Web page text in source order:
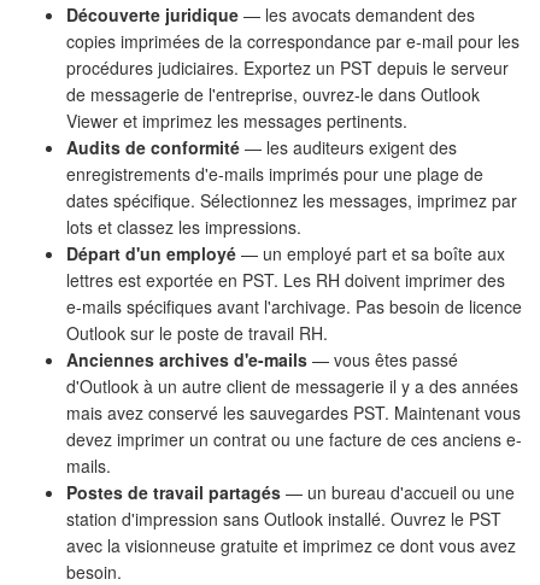
Découverte juridique — les avocats demandent des
copies imprimées de la correspondance par e-mail pour les
procédures judiciaires. Exportez un PST depuis le serveur
de messagerie de l'entreprise, ouvrez-le dans Outlook
Viewer et imprimez les messages pertinents.
Audits de conformité — les auditeurs exigent des
enregistrements d'e-mails imprimés pour une plage de
dates spécifique. Sélectionnez les messages, imprimez par
lots et classez les impressions.
Départ d'un employé — un employé part et sa boîte aux
lettres est exportée en PST. Les RH doivent imprimer des
e-mails spécifiques avant l'archivage. Pas besoin de licence
Outlook sur le poste de travail RH.
Anciennes archives d'e-mails — vous êtes passé
d'Outlook à un autre client de messagerie il y a des années
mais avez conservé les sauvegardes PST. Maintenant vous
devez imprimer un contrat ou une facture de ces anciens e-
mails.
Postes de travail partagés — un bureau d'accueil ou une
station d'impression sans Outlook installé. Ouvrez le PST
avec la visionneuse gratuite et imprimez ce dont vous avez
besoin.